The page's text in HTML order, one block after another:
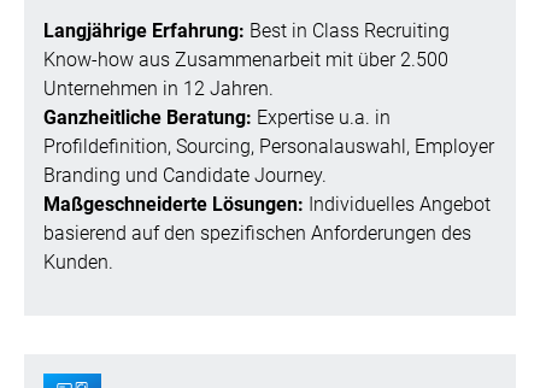
Langjährige Erfahrung: Best in Class Recruiting
Know-how aus Zusammenarbeit mit über 2.500
Unternehmen in 12 Jahren.
Ganzheitliche Beratung: Expertise u.a. in
Profildefinition, Sourcing, Personalauswahl, Employer
Branding und Candidate Journey.
Maßgeschneiderte Lösungen: Individuelles Angebot
basierend auf den spezifischen Anforderungen des
Kunden.